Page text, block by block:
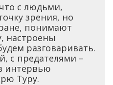
с людьми,
зрения, но
понимают
настроены
разговаривать.
с предателями –
интервью
Туру.